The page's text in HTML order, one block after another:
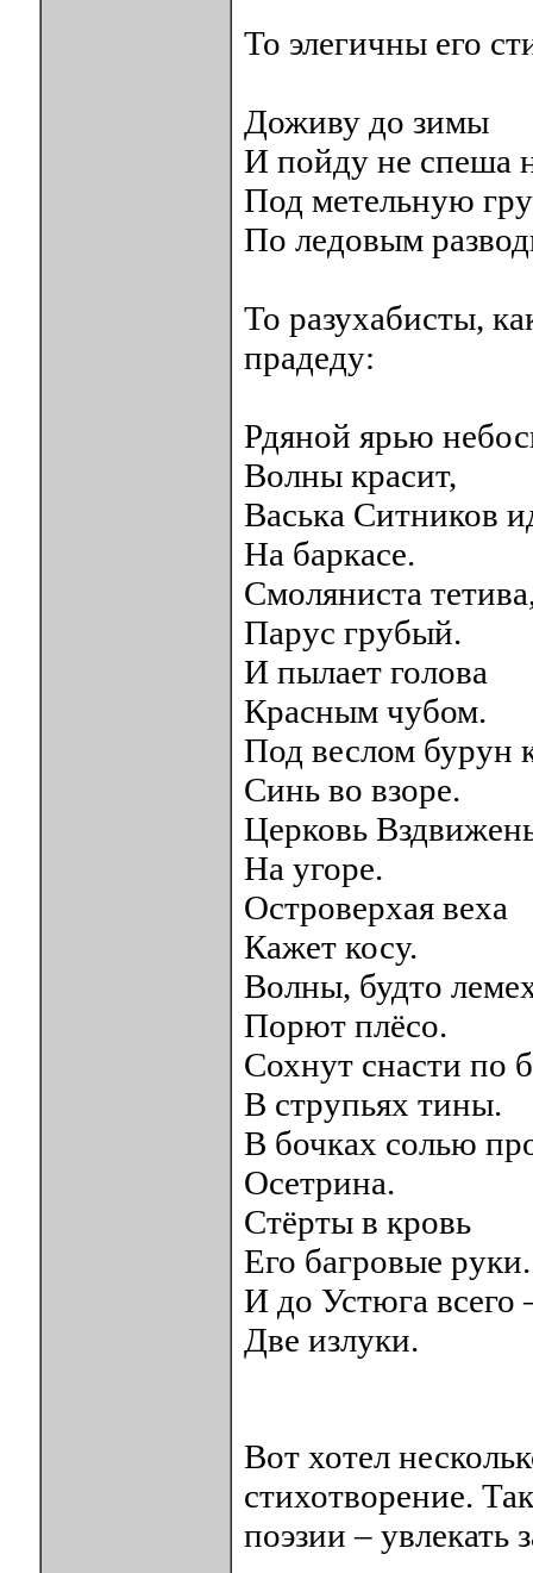
То элегичны его
Доживу до зимы
И пойду не спеша
Под метельную
По ледовым
То разухабисты,
прадеду:
Рдяной ярью
Волны красит,
Васька Ситников
На баркасе.
Смоляниста
Парус грубый.
И пылает голова
Красным чубом.
Под веслом бурун
Синь во взоре.
Церковь
На угоре.
Островерхая веха
Кажет косу.
Волны, будто
Порют плёсо.
Сохнут снасти по
В струпьях тины.
В бочках солью
Осетрина.
Стёрты в кровь
Его багровые руки.
И до Устюга всего
Две излуки.
Вот хотел
стихотворение.
поэзии – увлекать